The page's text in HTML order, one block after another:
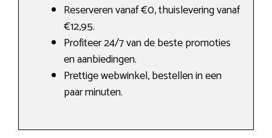
Reserveren vanaf €0, thuislevering vanaf
€12,95.
Profiteer 24/7 van de beste promoties
en aanbiedingen.
Prettige webwinkel, bestellen in een
paar minuten.